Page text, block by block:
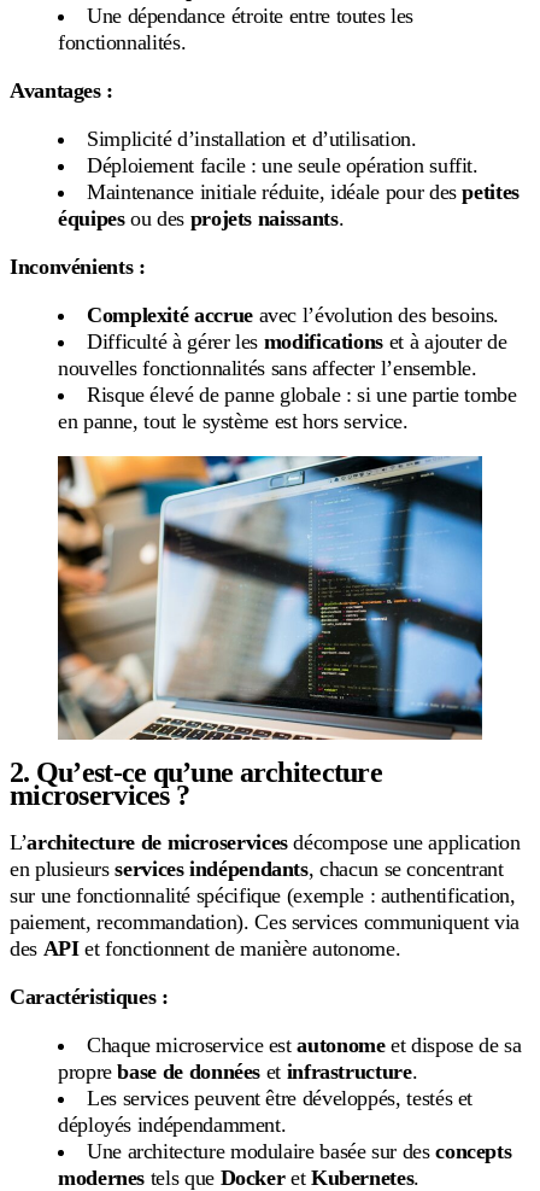
Une dépendance étroite entre toutes les
fonctionnalités.
Avantages :
Simplicité d’installation et d’utilisation.
Déploiement facile : une seule opération suffit.
Maintenance initiale réduite, idéale pour despetites
équipesou des projets naissants.
Inconvénients :
Complexité accrueavec l’évolution des besoins.
Difficulté à gérer les modifications et à ajouter de
nouvelles fonctionnalités sans affecter l’ensemble.
Risque élevé de panne globale : si une partie tombe
en panne, tout le système est hors service.
2. Qu’est-ce qu’une architecture
microservices ?
L’architecture de microservicesdécompose une application
en plusieursservices indépendants, chacun se concentrant
sur une fonctionnalité spécifique (exemple : authentification,
paiement, recommandation). Ces services communiquent via
des APIet fonctionnent de manière autonome.
Caractéristiques :
Chaque microservice estautonomeet dispose de sa
proprebase de données et infrastructure.
Les services peuvent être développés, testés et
déployés indépendamment.
Une architecture modulaire basée sur desconcepts
modernes tels que Dockeret Kubernetes.